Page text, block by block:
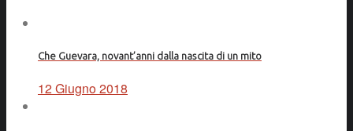
Che Guevara, novant’anni dalla nascita di un mito
12 Giugno 2018